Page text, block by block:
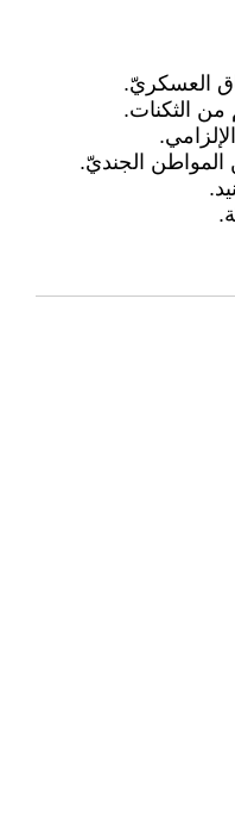
العسكريّ.
من الثكنات.
المواطن الجنديّ.